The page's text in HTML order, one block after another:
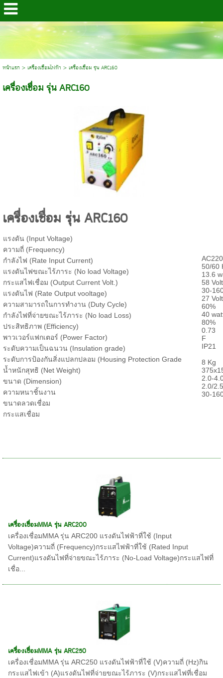
หน้าแรก> เครื่องเชื่อมไฟฟ้า > เครื่องเชื่อม รุ่น ARC160
เครื่องเชื่อม รุ่น ARC160
เครื่องเชื่อม รุ่น ARC160
แรงดัน (Input Voltage)
ความถี่ (Frequency)
กำลังไฟ (Rate Input Current)
แรงดันไฟขณะไร้ภาระ (No load Voltage)
กระแสไฟเชื่อม (Output Current Volt.)
แรงดันไฟ (Rate Output vooltage)
ความสามารถในการทำงาน (Duty Cycle)
กำลังไฟที่จ่ายขณะไร้ภาระ (No load Loss)
ประสิทธิภาพ (Efficiency)
พาวเวอร์แฟกเตอร์ (Power Factor)
ระดับความเป็นฉนวน (Insulation grade)
ระดับการป้องกันสิ่งแปลกปลอม (Housing Protection Grade
น้ำหนักสุทธิ (Net Weight)
ขนาด (Dimension)
ความหนาชิ้นงาน
ขนาดลวดเชื่อม
กระแสเชื่อม
50/60
13.6
58 Volt
30-
27 Volt
60%
40
80%
0.73
F
IP21
8 Kg
2.0-
2.0/
30-
เครื่องเชื่อมMMA รุ่น ARC200
เครื่องเชื่อมMMA รุ่น ARC200 แรงดันไฟฟ้าที่ใช้ (Input
Voltage)ความถี่ (Frequency)กระแสไฟฟ้าที่ใช้ (Rated Input
Current)แรงดันไฟที่จ่ายขณะไร้ภาระ (No-Load Voltage)กระแสไฟที่
เชื่อ...
เครื่องเชื่อมMMA รุ่น ARC250
เครื่องเชื่อมMMA รุ่น ARC250 แรงดันไฟฟ้าที่ใช้ (V)ความถี่ (Hz)กิน
กระแสไฟเข้า (A)แรงดันไฟที่จ่ายขณะไร้ภาระ (V)กระแสไฟที่เชื่อม